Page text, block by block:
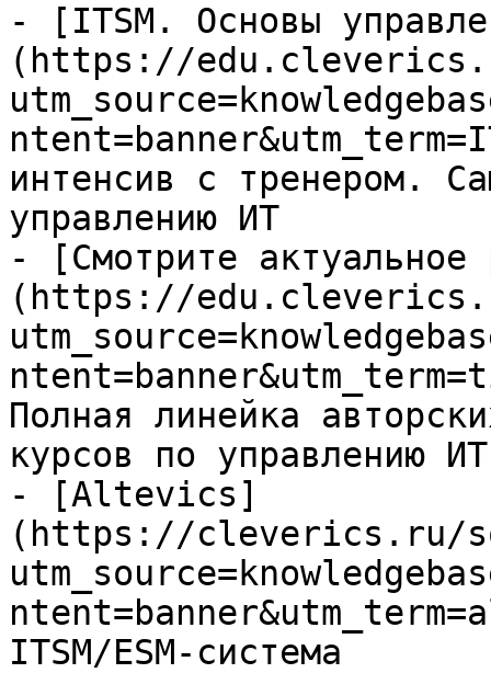
- [ITSM. Основы
(https://
интенсив с тренером.
управлению ИТ
- [Смотрите актуальное
(https://
Полная линейка
курсов по управлению ИТ
- [Altevics]
(https://cleverics.ru/
ITSM/ESM-система